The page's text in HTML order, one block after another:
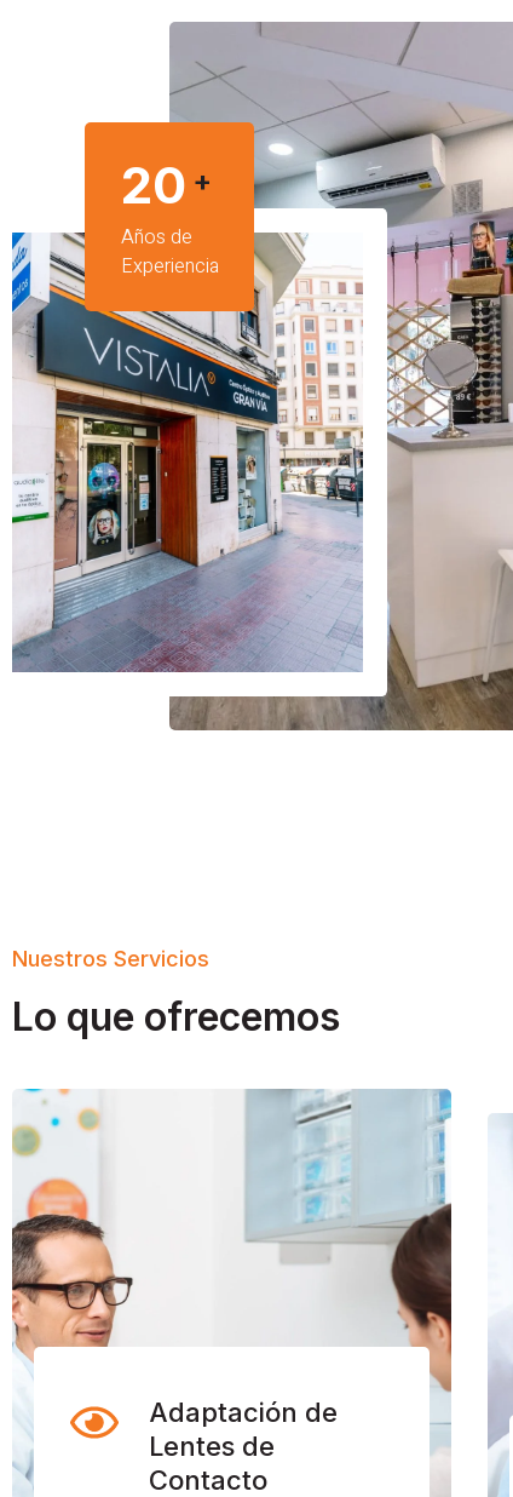
20 +
Años de
Experiencia
Nuestros Servicios
Lo que ofrecemos
Adaptación de
Lentes de
Contacto